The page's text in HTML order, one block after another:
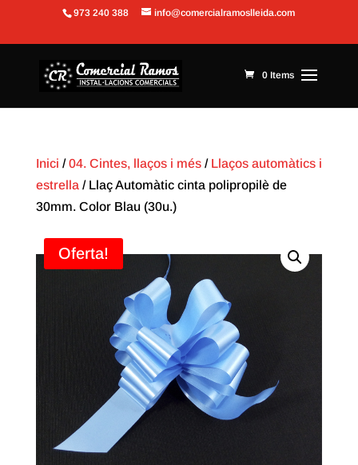
Obre la barra d'eines
973 240 388 info@comercialramoslleida.com
0 Items
Inici /04. Cintes, llaços i més/ Llaços automàtics i
estrella / Llaç Automàtic cinta polipropilè de
30mm. Color Blau (30u.)
Oferta!